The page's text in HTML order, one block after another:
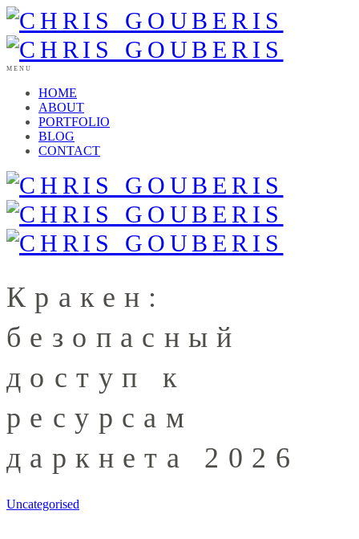
MENU
HOME
ABOUT
PORTFOLIO
BLOG
CONTACT
Кракен:
безопасный
доступ к
ресурсам
даркнета 2026
Uncategorised